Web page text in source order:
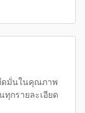
ดมั่นในคุณภาพ
กรายละเอียด